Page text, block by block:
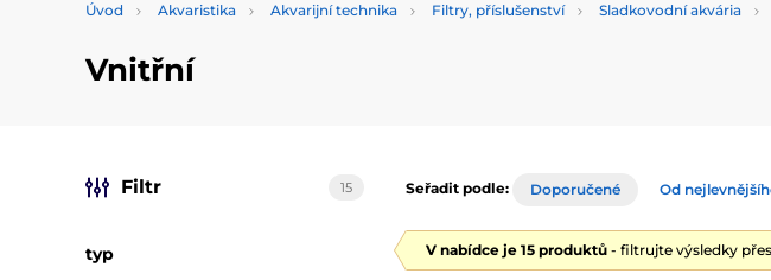
Úvod Akvaristika Akvarijní technika Filtry, příslušenství Sladkovodní akvária
Vnitřní
Filtr 15
typ
Seřadit podle: Doporučené Od
V nabídce je 15 produktů - filtrujte výsledky